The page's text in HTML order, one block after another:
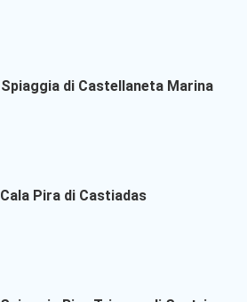
Spiaggia di Castellaneta Marina
Cala Pira di Castiadas